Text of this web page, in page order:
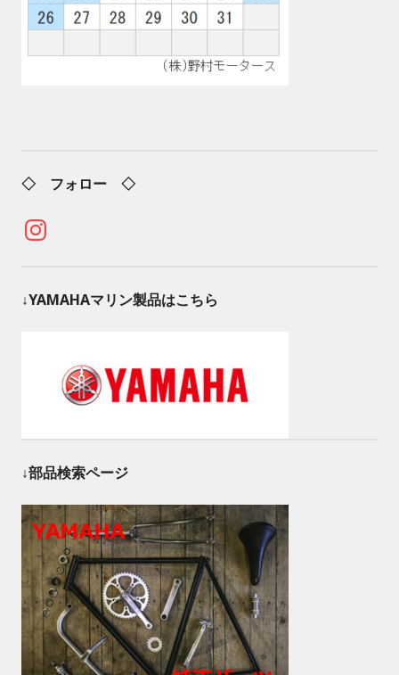
◇ フォロー ◇
Instagram
↓YAMAHAマリン製品はこちら
↓部品検索ページ